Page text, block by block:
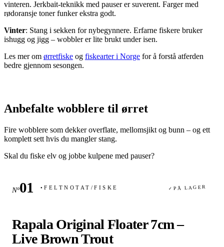
vinteren. Jerkbait-teknikk med pauser er suverent. Farger med
rødoransje toner funker ekstra godt.
Vinter: Stang i sekken for nybegynnere. Erfarne fiskere bruker
ishugg og jigg – wobbler er lite brukt under isen.
Les mer om ørretfiske og fiskearter i Norge for å forstå atferden
bedre gjennom sesongen.
Anbefalte wobblere til ørret
Fire wobblere som dekker overflate, mellomsjikt og bunn – og ett
komplett sett hvis du mangler stang.
Skal du fiske elv og jobbe kulpene med pauser?
Nº ● FELTNOTAT /FISKE ✓ PÅ LAGER
Rapala Original Floater 7cm –
Live Brown Trout